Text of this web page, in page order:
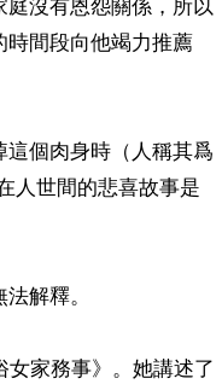
沒有恩怨關係，所以
時間段向他竭力推薦
個肉身時（人稱其爲
人世間的悲喜故事是
解釋。
家務事》。她講述了